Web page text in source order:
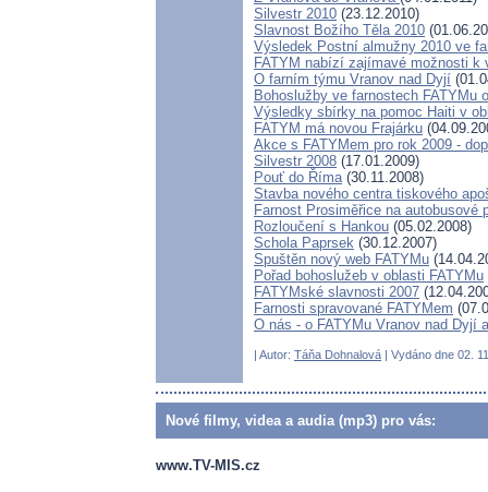
Silvestr 2010 (23.12.2010)
Slavnost Božího Těla 2010
Výsledek Postní almužny 2010 ve
FATYM nabízí zajímavé možnosti k
O farním týmu Vranov nad Dyjí
Bohoslužby ve farnostech FATYMu
Výsledky sbírky na pomoc Haiti v
FATYM má novou Frajárku
Akce s FATYMem pro rok 2009 -
Silvestr 2008 (17.01.2009)
Pouť do Říma (30.11.2008)
Stavba nového centra tiskového
Farnost Prosiměřice na autobusové
Rozloučení s Hankou (05.02.2008)
Schola Paprsek (30.12.2007)
Spuštěn nový web FATYMu
Pořad bohoslužeb v oblasti FATYMu
FATYMské slavnosti 2007
Farnosti spravované FATYMem
O nás - o FATYMu Vranov nad Dyjí
| Autor: Táňa Dohnalová | Vydáno dne 02.
Nové filmy, videa a audia (mp3) pro vás:
www.TV-MIS.cz